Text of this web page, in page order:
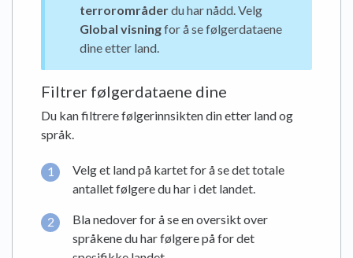
terrorområderdu har nådd. Velg
Global visningfor å se følgerdataene
dine etter land.
Filtrer følgerdataene dine
Du kan filtrere følgerinnsikten din etter land og
språk.
Velg et land på kartet for å se det totale
antallet følgere du har i det landet.
Bla nedover for å se en oversikt over
språkene du har følgere på for det